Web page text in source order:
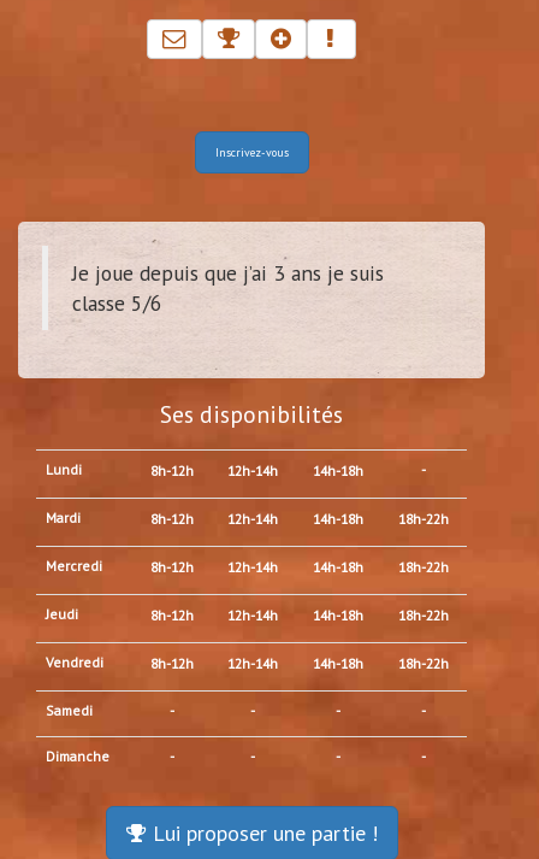
Inscrivez-vous
Je joue depuis que j’ai 3 ans je suis
classe 5/6
Ses disponibilités
Lundi 8h-12h 12h-14h 14h-18h -
Mardi 8h-12h 12h-14h 14h-18h 18h-22h
Mercredi 8h-12h 12h-14h 14h-18h 18h-22h
Jeudi 8h-12h 12h-14h 14h-18h 18h-22h
Vendredi 8h-12h 12h-14h 14h-18h 18h-22h
Samedi - - - -
Dimanche - - - -
Lui proposer une partie !